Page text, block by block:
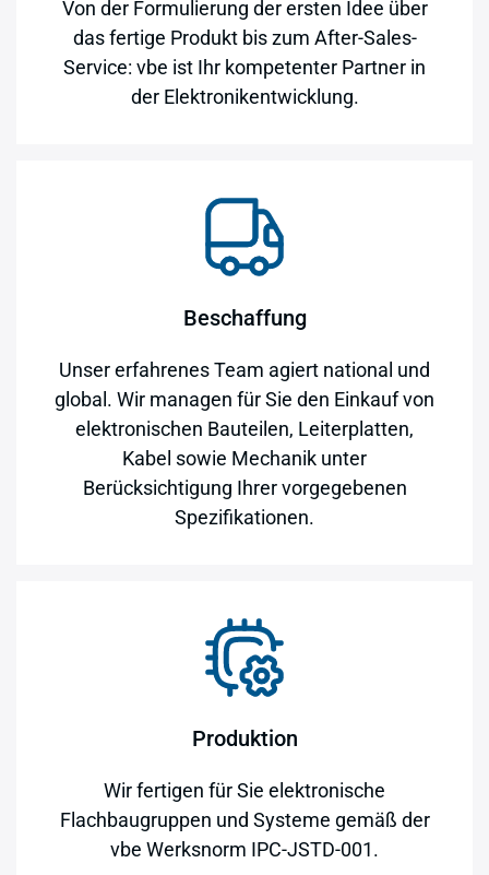
Von der Formulierung der ersten Idee über
das fertige Produkt bis zum After-Sales-
Service: vbe ist Ihr kompetenter Partner in
der Elektronikentwicklung.
Beschaffung
Unser erfahrenes Team agiert national und
global. Wir managen für Sie den Einkauf von
elektronischen Bauteilen, Leiterplatten,
Kabel sowie Mechanik unter
Berücksichtigung Ihrer vorgegebenen
Spezifikationen.
Produktion
Wir fertigen für Sie elektronische
Flachbaugruppen und Systeme gemäß der
vbe Werksnorm IPC-JSTD-001.